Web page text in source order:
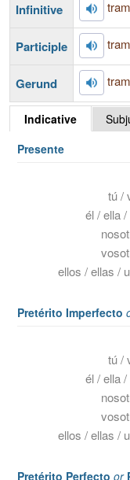
Infinitive
Participle
Gerund
Indicative
Presente
tú /
él / ella /
ellos / ellas /
Pretérito Imperfecto
tú /
él / ella /
ellos / ellas /
Pretérito Perfecto or